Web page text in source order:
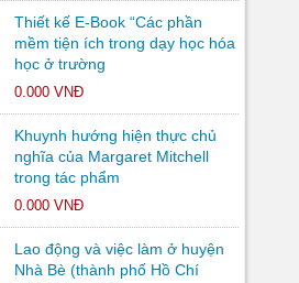
Thiết kế E-Book “Các phần
mềm tiện ích trong dạy học hóa
học ở trường
0.000 VNĐ
Khuynh hướng hiện thực chủ
nghĩa của Margaret Mitchell
trong tác phẩm
0.000 VNĐ
Lao động và việc làm ở huyện
Nhà Bè (thành phố Hồ Chí